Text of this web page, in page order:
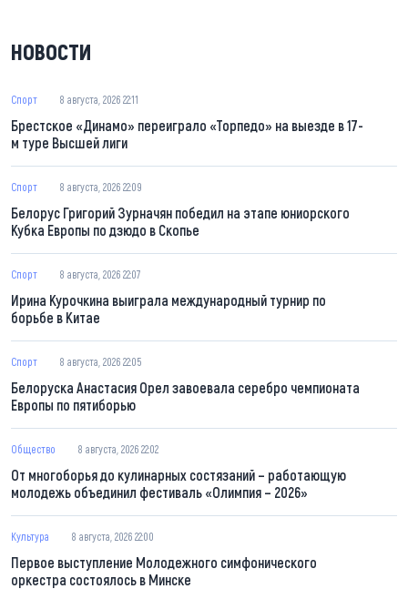
НОВОСТИ
Спорт 8 августа, 2026 22:11
Брестское «Динамо» переиграло «Торпедо» на выезде в 17-
м туре Высшей лиги
Спорт 8 августа, 2026 22:09
Белорус Григорий Зурначян победил на этапе юниорского
Кубка Европы по дзюдо в Скопье
Спорт 8 августа, 2026 22:07
Ирина Курочкина выиграла международный турнир по
борьбе в Китае
Спорт 8 августа, 2026 22:05
Белоруска Анастасия Орел завоевала серебро чемпионата
Европы по пятиборью
Общество 8 августа, 2026 22:02
От многоборья до кулинарных состязаний – работающую
молодежь объединил фестиваль «Олимпия – 2026»
Культура 8 августа, 2026 22:00
Первое выступление Молодежного симфонического
оркестра состоялось в Минске